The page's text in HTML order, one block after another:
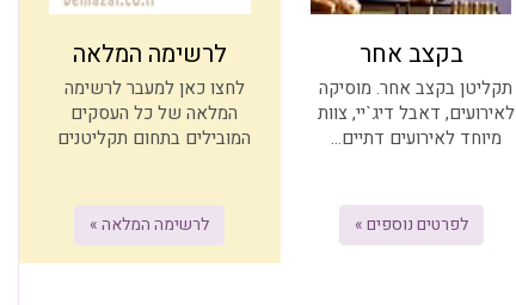
בקצב אחר
תקליטן בקצב אחר. מוסיקה
לאירועים, דאבל דיג`יי, צוות
מיוחד לאירועים דתיים...
לפרטים נוספים »
לרשימה המלאה
לחצו כאן למעבר לרשימה
המלאה של כל העסקים
המובילים בתחום תקליטנים
לרשימה המלאה »